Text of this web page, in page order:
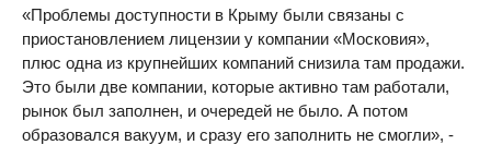
«Проблемы доступности в Крыму были связаны с
приостановлением лицензии у компании «Московия»,
плюс одна из крупнейших компаний снизила там продажи.
Это были две компании, которые активно там работали,
рынок был заполнен, и очередей не было. А потом
образовался вакуум, и сразу его заполнить не смогли», -